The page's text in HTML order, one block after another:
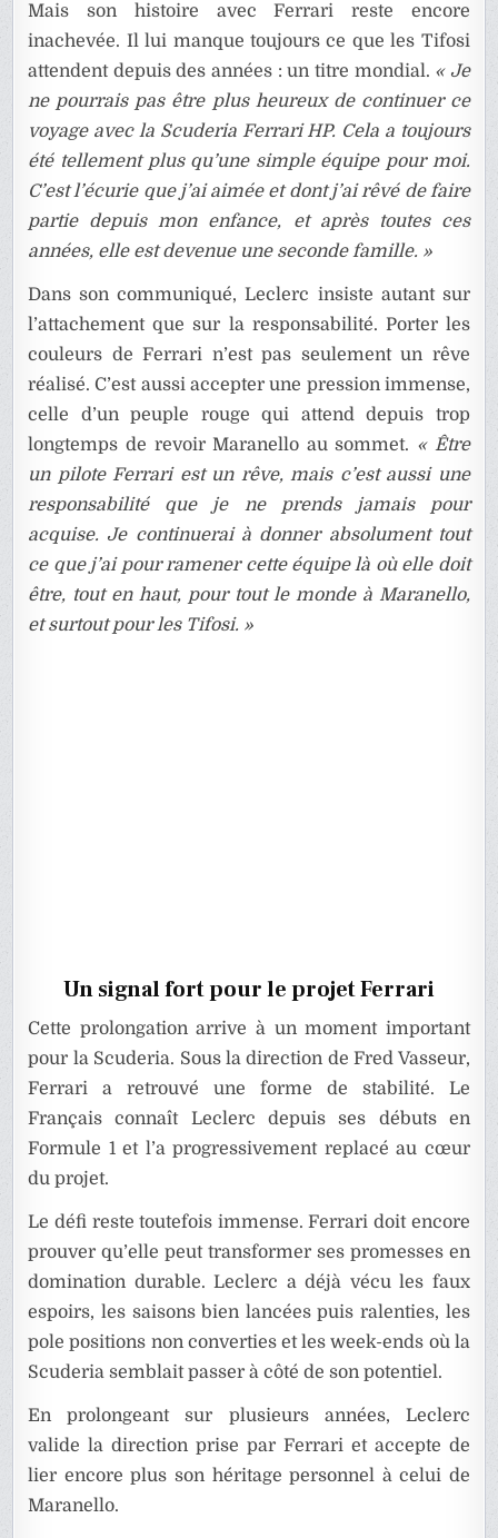
Mais son histoire avec Ferrari reste encore
inachevée. Il lui manque toujours ce que les Tifosi
attendent depuis des années : un titre mondial. « Je
ne pourrais pas être plus heureux de continuer ce
voyage avec la Scuderia Ferrari HP. Cela a toujours
été tellement plus qu’une simple équipe pour moi.
C’est l’écurie que j’ai aimée et dont j’ai rêvé de faire
partie depuis mon enfance, et après toutes ces
années, elle est devenue une seconde famille. »
Dans son communiqué, Leclerc insiste autant sur
l’attachement que sur la responsabilité. Porter les
couleurs de Ferrari n’est pas seulement un rêve
réalisé. C’est aussi accepter une pression immense,
celle d’un peuple rouge qui attend depuis trop
longtemps de revoir Maranello au sommet. « Être
un pilote Ferrari est un rêve, mais c’est aussi une
responsabilité que je ne prends jamais pour
acquise. Je continuerai à donner absolument tout
ce que j’ai pour ramener cette équipe là où elle doit
être, tout en haut, pour tout le monde à Maranello,
et surtout pour les Tifosi. »
Un signal fort pour le projet Ferrari
Cette prolongation arrive à un moment important
pour la Scuderia. Sous la direction de Fred Vasseur,
Ferrari a retrouvé une forme de stabilité. Le
Français connaît Leclerc depuis ses débuts en
Formule 1 et l’a progressivement replacé au cœur
du projet.
Le défi reste toutefois immense. Ferrari doit encore
prouver qu’elle peut transformer ses promesses en
domination durable. Leclerc a déjà vécu les faux
espoirs, les saisons bien lancées puis ralenties, les
pole positions non converties et les week-ends où la
Scuderia semblait passer à côté de son potentiel.
En prolongeant sur plusieurs années, Leclerc
valide la direction prise par Ferrari et accepte de
lier encore plus son héritage personnel à celui de
Maranello.